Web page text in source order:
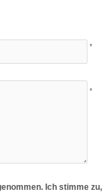
*
*
Ich stimme zu,